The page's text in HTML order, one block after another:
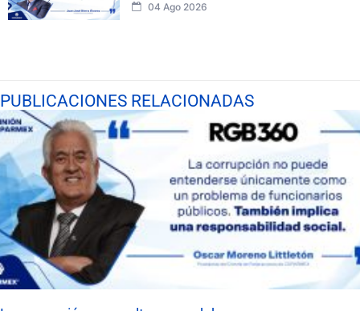
04 Ago 2026
PUBLICACIONES RELACIONADAS